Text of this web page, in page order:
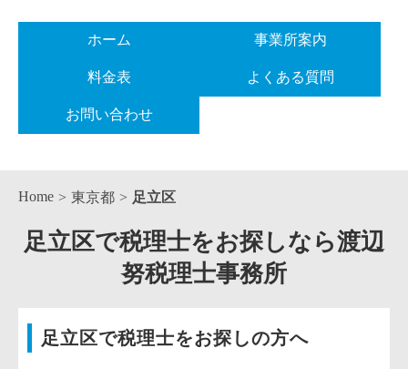
ホーム 事業所案内
料金表 よくある質問
お問い合わせ
Home 東京都 足立区
足立区で税理士をお探しなら渡辺
努税理士事務所
足立区で税理士をお探しの方へ